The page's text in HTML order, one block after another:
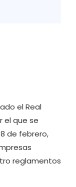
el Real
el que se
de febrero,
reglamentos